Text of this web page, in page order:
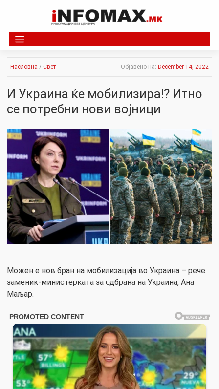
Насловна / Свет Објавено на: December 14, 2022
И Украина ќе мобилизира!? Итно
се потребни нови војници
Можен е нов бран на мобилизација во Украина – рече
заменик-министерката за одбрана на Украина, Ана
Маљар.